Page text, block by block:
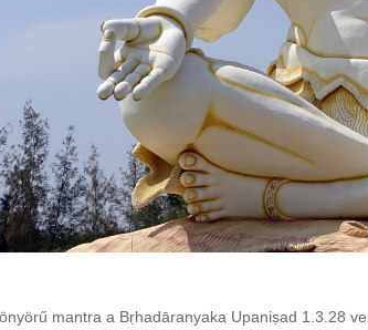
mantra a Bṛhadāranyaka Upaniṣad 1.3.28